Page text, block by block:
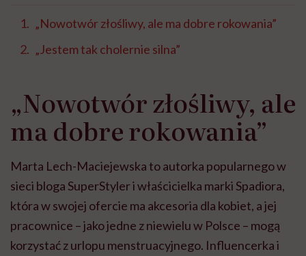
„Nowotwór złośliwy, ale ma dobre rokowania”
„Jestem tak cholernie silna”
„Nowotwór złośliwy, ale
ma dobre rokowania”
Marta Lech-Maciejewska to autorka popularnego w
sieci bloga SuperStyler i właścicielka marki Spadiora,
która w swojej ofercie ma akcesoria dla kobiet, a jej
pracownice – jako jedne z niewielu w Polsce – mogą
korzystać z urlopu menstruacyjnego. Influencerka i